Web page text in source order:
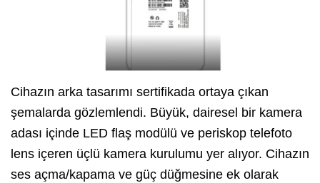
Cihazın arka tasarımı sertifikada ortaya çıkan
şemalarda gözlemlendi. Büyük, dairesel bir kamera
adası içinde LED flaş modülü ve periskop telefoto
lens içeren üçlü kamera kurulumu yer alıyor. Cihazın
ses açma/kapama ve güç düğmesine ek olarak